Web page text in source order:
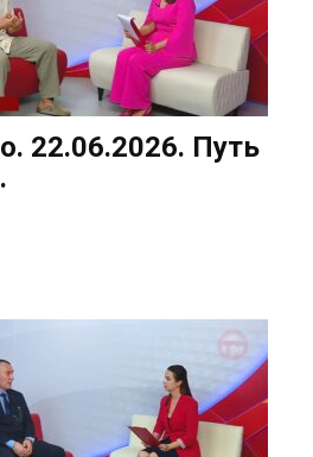
22.06.2026. Путь